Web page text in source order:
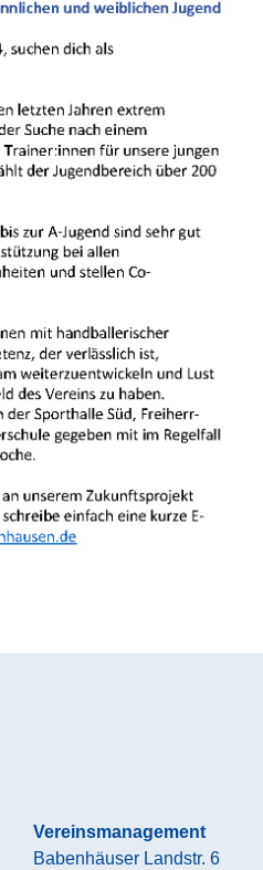
Vereinsmanagement
Babenhäuser Landstr. 6